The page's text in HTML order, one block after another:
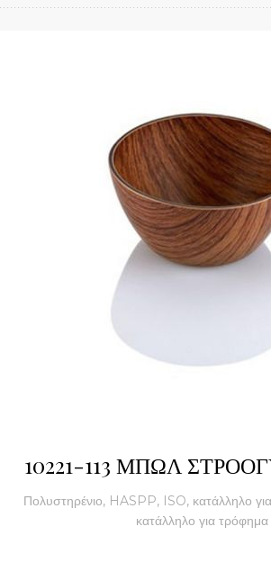
10221-113 ΜΠΩΛ
Πολυστηρένιο, HASPP, ISO, κατάλληλο
κατάλληλο για τρόφημα